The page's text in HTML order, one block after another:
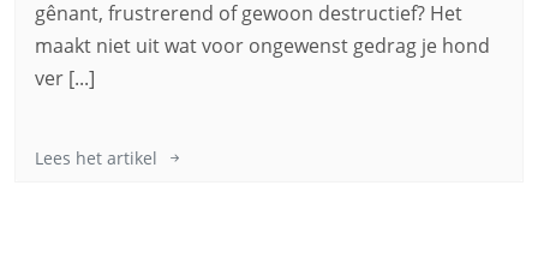
gênant, frustrerend of gewoon destructief? Het
maakt niet uit wat voor ongewenst gedrag je hond
ver [...]
Lees het artikel